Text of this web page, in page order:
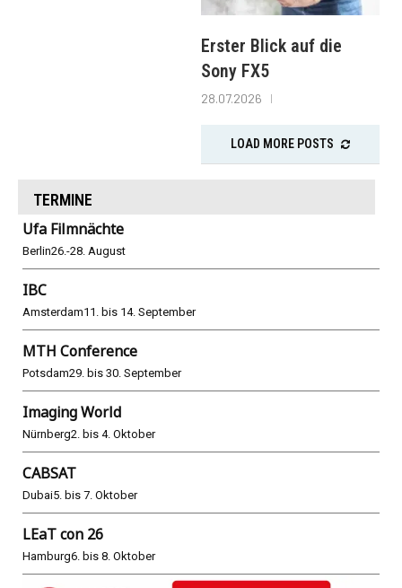
Erster Blick auf die
Sony FX5
28.07.2026
LOAD MORE POSTS
TERMINE
Ufa Filmnächte
Berlin26.-28. August
IBC
Amsterdam11. bis 14. September
MTH Conference
Potsdam29. bis 30. September
Imaging World
Nürnberg2. bis 4. Oktober
CABSAT
Dubai5. bis 7. Oktober
LEaT con 26
Hamburg6. bis 8. Oktober